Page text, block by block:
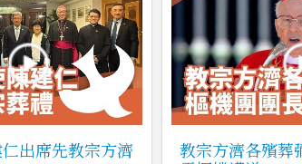
出席先教宗方濟
教宗方濟各殯葬